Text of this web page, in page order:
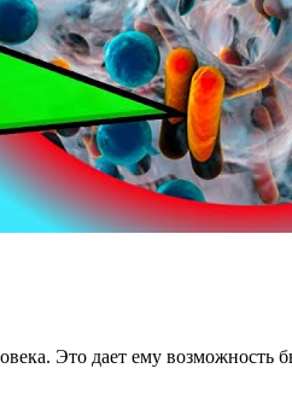
Это дает ему возможность